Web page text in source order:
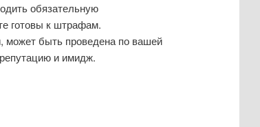
обязательную
готовы к штрафам.
может быть проведена по вашей
и имидж.